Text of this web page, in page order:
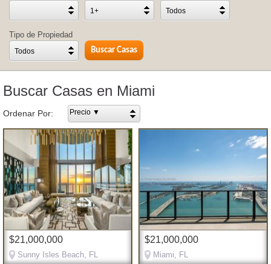
1+ Todos
Tipo de Propiedad
Todos
Buscar Casas en Miami
Ordenar Por: Precio ▼
$21,000,000
Sunny Isles Beach, FL
$21,000,000
Miami, FL